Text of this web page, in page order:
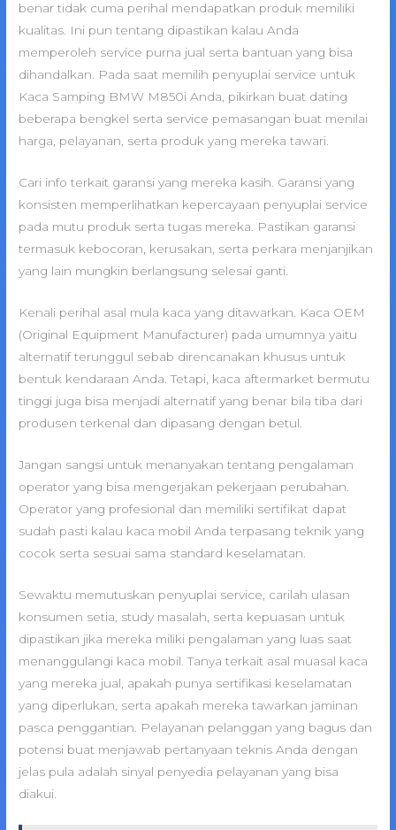
benar tidak cuma perihal mendapatkan produk memiliki
kualitas. Ini pun tentang dipastikan kalau Anda
memperoleh service purna jual serta bantuan yang bisa
dihandalkan. Pada saat memilih penyuplai service untuk
Kaca Samping BMW M850i Anda, pikirkan buat dating
beberapa bengkel serta service pemasangan buat menilai
harga, pelayanan, serta produk yang mereka tawari.
Cari info terkait garansi yang mereka kasih. Garansi yang
konsisten memperlihatkan kepercayaan penyuplai service
pada mutu produk serta tugas mereka. Pastikan garansi
termasuk kebocoran, kerusakan, serta perkara menjanjikan
yang lain mungkin berlangsung selesai ganti.
Kenali perihal asal mula kaca yang ditawarkan. Kaca OEM
(Original Equipment Manufacturer) pada umumnya yaitu
alternatif terunggul sebab direncanakan khusus untuk
bentuk kendaraan Anda. Tetapi, kaca aftermarket bermutu
tinggi juga bisa menjadi alternatif yang benar bila tiba dari
produsen terkenal dan dipasang dengan betul.
Jangan sangsi untuk menanyakan tentang pengalaman
operator yang bisa mengerjakan pekerjaan perubahan.
Operator yang profesional dan memiliki sertifikat dapat
sudah pasti kalau kaca mobil Anda terpasang teknik yang
cocok serta sesuai sama standard keselamatan.
Sewaktu memutuskan penyuplai service, carilah ulasan
konsumen setia, study masalah, serta kepuasan untuk
dipastikan jika mereka miliki pengalaman yang luas saat
menanggulangi kaca mobil. Tanya terkait asal muasal kaca
yang mereka jual, apakah punya sertifikasi keselamatan
yang diperlukan, serta apakah mereka tawarkan jaminan
pasca penggantian. Pelayanan pelanggan yang bagus dan
potensi buat menjawab pertanyaan teknis Anda dengan
jelas pula adalah sinyal penyedia pelayanan yang bisa
diakui.